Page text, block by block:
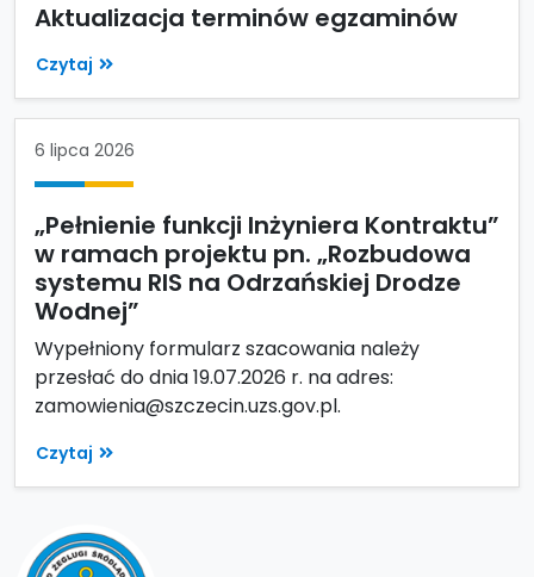
Aktualizacja terminów egzaminów
Czytaj
6 lipca 2026
„Pełnienie funkcji Inżyniera Kontraktu”
w ramach projektu pn. „Rozbudowa
systemu RIS na Odrzańskiej Drodze
Wodnej”
Wypełniony formularz szacowania należy
przesłać do dnia 19.07.2026 r. na adres:
zamowienia@szczecin.uzs.gov.pl.
Czytaj